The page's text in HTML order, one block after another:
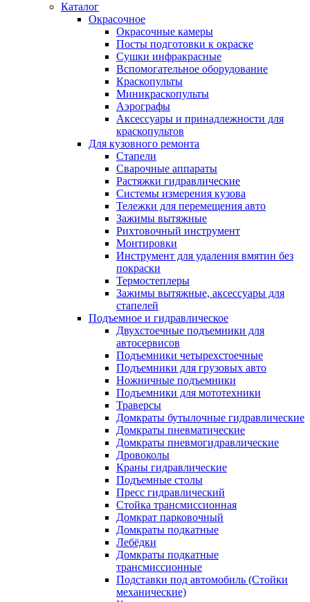
Каталог
Окрасочное
Окрасочные камеры
Посты подготовки к окраске
Сушки инфракрасные
Вспомогательное оборудование
Краскопульты
Миникраскопульты
Аэрографы
Аксессуары и принадлежности для
краскопультов
Для кузовного ремонта
Стапели
Сварочные аппараты
Растяжки гидравлические
Системы измерения кузова
Тележки для перемещения авто
Зажимы вытяжные
Рихтовочный инструмент
Монтировки
Инструмент для удаления вмятин без
покраски
Термостеплеры
Зажимы вытяжные, аксессуары для
стапелей
Подъемное и гидравлическое
Двухстоечные подъемники для
автосервисов
Подъемники четырехстоечные
Подъемники для грузовых авто
Ножничные подъемники
Подъемники для мототехники
Траверсы
Домкраты бутылочные гидравлические
Домкраты пневматические
Домкраты пневмогидравлические
Дровоколы
Краны гидравлические
Подъемные столы
Пресс гидравлический
Стойка трансмиссионная
Домкрат парковочный
Домкраты подкатные
Лебёдки
Домкраты подкатные
трансмиссионные
Подставки под автомобиль (Стойки
механические)